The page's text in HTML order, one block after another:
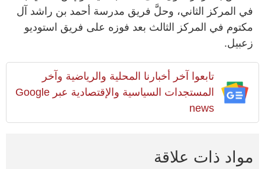
في المركز الثاني، وحلَّ فريق مدرسة أحمد بن راشد آل
مكتوم في المركز الثالث بعد فوزه على فريق استوديو
زعبيل.
تابعوا آخر أخبارنا المحلية والرياضية وآخر
المستجدات السياسية والإقتصادية عبر Google
news
مواد ذات علاقة